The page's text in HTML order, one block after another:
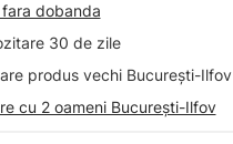
fara dobanda
30 de zile
produs vechi București-Ilfov
cu 2 oameni București-Ilfov